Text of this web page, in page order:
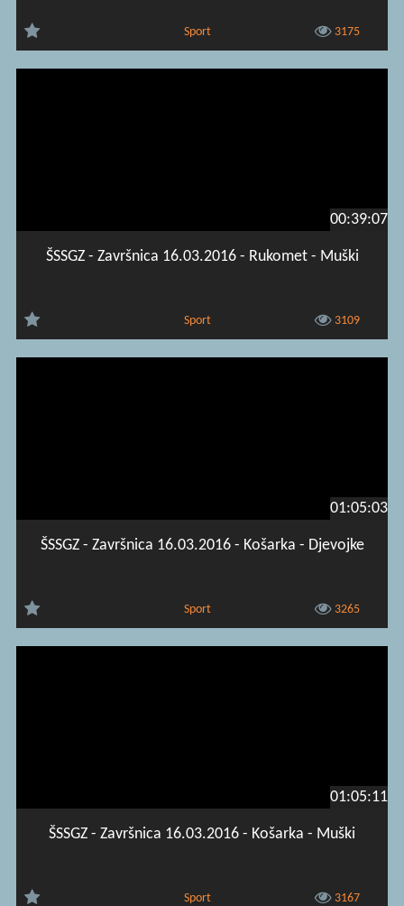
Sport 3175
00:39:07
ŠSSGZ - Završnica 16.03.2016 - Rukomet - Muški
Sport 3109
01:05:03
ŠSSGZ - Završnica 16.03.2016 - Košarka - Djevojke
Sport 3265
01:05:11
ŠSSGZ - Završnica 16.03.2016 - Košarka - Muški
Sport 3167